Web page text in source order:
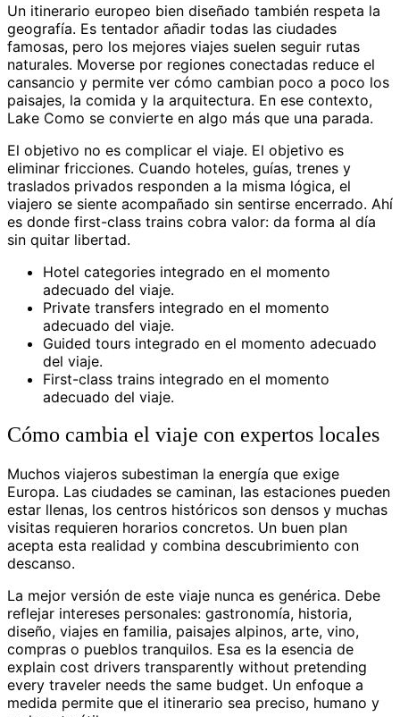
Un itinerario europeo bien diseñado también respeta la
geografía. Es tentador añadir todas las ciudades
famosas, pero los mejores viajes suelen seguir rutas
naturales. Moverse por regiones conectadas reduce el
cansancio y permite ver cómo cambian poco a poco los
paisajes, la comida y la arquitectura. En ese contexto,
Lake Como se convierte en algo más que una parada.
El objetivo no es complicar el viaje. El objetivo es
eliminar fricciones. Cuando hoteles, guías, trenes y
traslados privados responden a la misma lógica, el
viajero se siente acompañado sin sentirse encerrado. Ahí
es donde first-class trains cobra valor: da forma al día
sin quitar libertad.
Hotel categories integrado en el momento
adecuado del viaje.
Private transfers integrado en el momento
adecuado del viaje.
Guided tours integrado en el momento adecuado
del viaje.
First-class trains integrado en el momento
adecuado del viaje.
Cómo cambia el viaje con expertos locales
Muchos viajeros subestiman la energía que exige
Europa. Las ciudades se caminan, las estaciones pueden
estar llenas, los centros históricos son densos y muchas
visitas requieren horarios concretos. Un buen plan
acepta esta realidad y combina descubrimiento con
descanso.
La mejor versión de este viaje nunca es genérica. Debe
reflejar intereses personales: gastronomía, historia,
diseño, viajes en familia, paisajes alpinos, arte, vino,
compras o pueblos tranquilos. Esa es la esencia de
explain cost drivers transparently without pretending
every traveler needs the same budget. Un enfoque a
medida permite que el itinerario sea preciso, humano y